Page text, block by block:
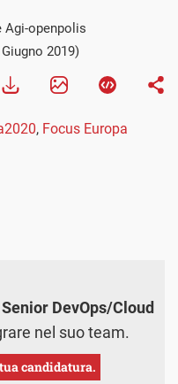
Agi-openpolis
2019)
, Focus Europa
Senior DevOps/Cloud
nel suo team.
candidatura.